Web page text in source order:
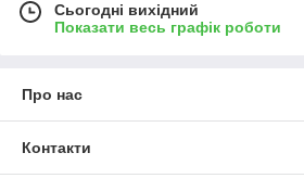
Сьогодні вихідний
Показати весь графік роботи
Про нас
Контакти